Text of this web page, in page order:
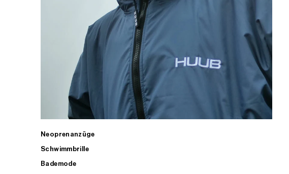
Neoprenanzüge
Schwimmbrille
Bademode